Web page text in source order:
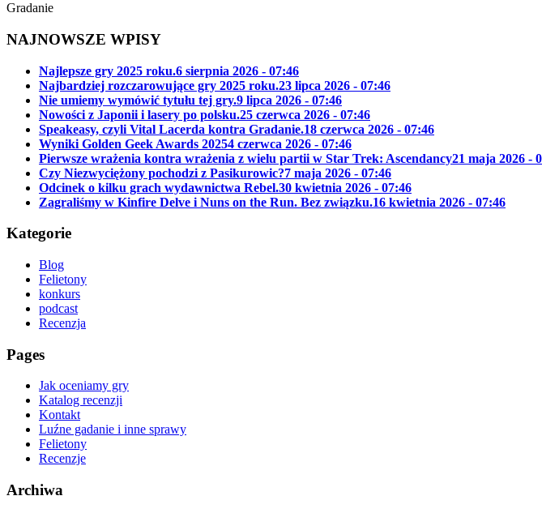
Gradanie
NAJNOWSZE WPISY
Najlepsze gry 2025 roku.6 sierpnia 2026 - 07:46
Najbardziej rozczarowujące gry 2025 roku.23 lipca 2026 - 07:46
Nie umiemy wymówić tytułu tej gry.9 lipca 2026 - 07:46
Nowości z Japonii i lasery po polsku.25 czerwca 2026 - 07:46
Speakeasy, czyli Vital Lacerda kontra Gradanie.18 czerwca 2026 - 07:46
Wyniki Golden Geek Awards 20254 czerwca 2026 - 07:46
Pierwsze wrażenia kontra wrażenia z wielu partii w Star Trek: Ascendancy21 maja 2026 -
Czy Niezwyciężony pochodzi z Pasikurowic?7 maja 2026 - 07:46
Odcinek o kilku grach wydawnictwa Rebel.30 kwietnia 2026 - 07:46
Zagraliśmy w Kinfire Delve i Nuns on the Run. Bez związku.16 kwietnia 2026 - 07:46
Kategorie
Blog
Felietony
konkurs
podcast
Recenzja
Pages
Jak oceniamy gry
Katalog recenzji
Kontakt
Luźne gadanie i inne sprawy
Felietony
Recenzje
Archiwa